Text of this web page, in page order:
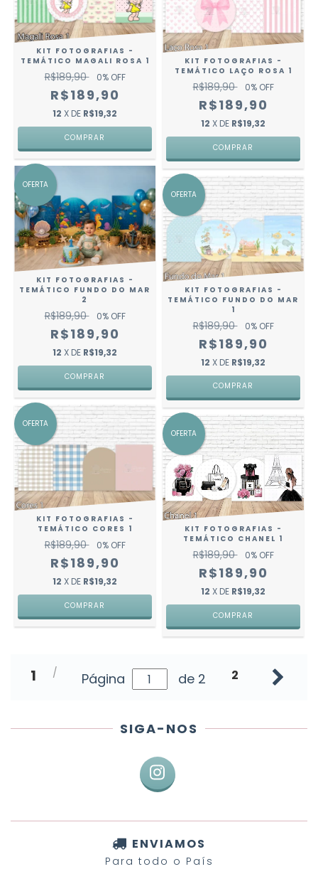
KIT FOTOGRAFIAS -
TEMÁTICO MAGALI ROSA 1
R$189,90 0% OFF
R$189,90
12 X DE R$19,32
KIT FOTOGRAFIAS -
TEMÁTICO LAÇO ROSA 1
R$189,90 0% OFF
R$189,90
12 X DE R$19,32
OFERTA
KIT FOTOGRAFIAS -
TEMÁTICO FUNDO DO MAR
2
R$189,90 0% OFF
R$189,90
12 X DE R$19,32
OFERTA
KIT FOTOGRAFIAS -
TEMÁTICO FUNDO DO MAR
1
R$189,90 0% OFF
R$189,90
12 X DE R$19,32
OFERTA
KIT FOTOGRAFIAS -
TEMÁTICO CORES 1
R$189,90 0% OFF
R$189,90
12 X DE R$19,32
OFERTA
KIT FOTOGRAFIAS -
TEMÁTICO CHANEL 1
R$189,90 0% OFF
R$189,90
12 X DE R$19,32
1 Página de 2 2
SIGA-NOS
ENVIAMOS
Para todo o País